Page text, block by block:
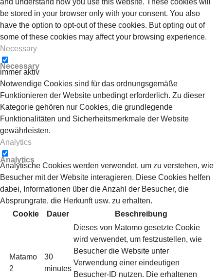
and understand how you use this website. These cookies will
be stored in your browser only with your consent. You also
have the option to opt-out of these cookies. But opting out of
some of these cookies may affect your browsing experience.
Necessary
Necessary
immer aktiv
Notwendige Cookies sind für das ordnungsgemäße
Funktionieren der Website unbedingt erforderlich. Zu dieser
Kategorie gehören nur Cookies, die grundlegende
Funktionalitäten und Sicherheitsmerkmale der Website
gewährleisten.
Analytics
Analytics
Analytische Cookies werden verwendet, um zu verstehen, wie
Besucher mit der Website interagieren. Diese Cookies helfen
dabei, Informationen über die Anzahl der Besucher, die
Absprungrate, die Herkunft usw. zu erhalten.
Cookie
Dauer Beschreibung
Matamo
2
30
minutes
Dieses von Matomo gesetzte Cookie
wird verwendet, um festzustellen, wie
Besucher die Website unter
Verwendung einer eindeutigen
Besucher-ID nutzen. Die erhaltenen